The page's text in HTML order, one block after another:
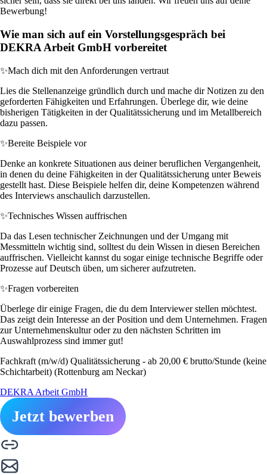
Bewerbung!
Wie man sich auf ein Vorstellungsgespräch bei
DEKRA Arbeit GmbH vorbereitet
✨Mach dich mit den Anforderungen vertraut
Lies die Stellenanzeige gründlich durch und mache dir Notizen zu den
geforderten Fähigkeiten und Erfahrungen. Überlege dir, wie deine
bisherigen Tätigkeiten in der Qualitätssicherung und im Metallbereich
dazu passen.
✨Bereite Beispiele vor
Denke an konkrete Situationen aus deiner beruflichen Vergangenheit,
in denen du deine Fähigkeiten in der Qualitätssicherung unter Beweis
gestellt hast. Diese Beispiele helfen dir, deine Kompetenzen während
des Interviews anschaulich darzustellen.
✨Technisches Wissen auffrischen
Da das Lesen technischer Zeichnungen und der Umgang mit
Messmitteln wichtig sind, solltest du dein Wissen in diesen Bereichen
auffrischen. Vielleicht kannst du sogar einige technische Begriffe oder
Prozesse auf Deutsch üben, um sicherer aufzutreten.
✨Fragen vorbereiten
Überlege dir einige Fragen, die du dem Interviewer stellen möchtest.
Das zeigt dein Interesse an der Position und dem Unternehmen. Fragen
zur Unternehmenskultur oder zu den nächsten Schritten im
Auswahlprozess sind immer gut!
Fachkraft (m/w/d) Qualitätssicherung - ab 20,00 € brutto/Stunde (keine
Schichtarbeit) (Rottenburg am Neckar)
DEKRA Arbeit GmbH
Jetzt bewerben